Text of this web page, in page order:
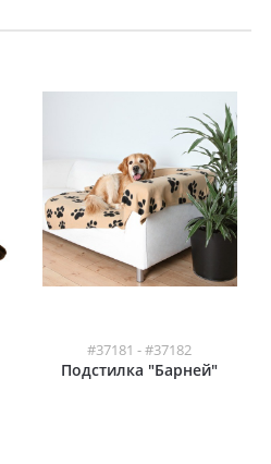
#37181 - #37182
Подстилка "Барней"